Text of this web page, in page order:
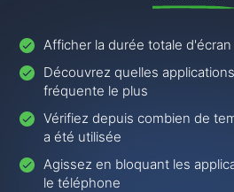
Afficher la durée totale
Découvrez quelles
fréquente le plus
Vérifiez depuis combien de
a été utilisée
Agissez en bloquant les
le téléphone